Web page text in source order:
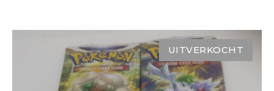
UITVERKOCHT